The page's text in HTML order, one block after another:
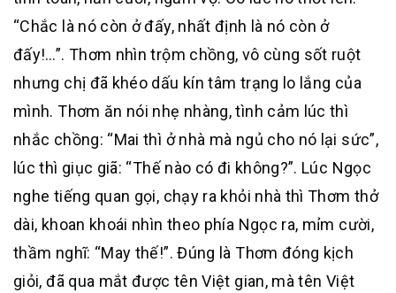
“Chắc là nó còn ở đấy, nhất định là nó còn ở
đấy!…”. Thơm nhìn trộm chồng, vô cùng sốt ruột
nhưng chị đã khéo dấu kín tâm trạng lo lắng của
mình. Thơm ăn nói nhẹ nhàng, tình cảm lúc thì
nhắc chồng: “Mai thì ở nhà mà ngủ cho nó lại sức”,
lúc thì giục giã: “Thế nào có đi không?”. Lúc Ngọc
nghe tiếng quan gọi, chạy ra khỏi nhà thì Thơm thở
dài, khoan khoái nhìn theo phía Ngọc ra, mỉm cười,
thầm nghĩ: “May thế!”. Đúng là Thơm đóng kịch
giỏi, đã qua mắt được tên Việt gian, mà tên Việt